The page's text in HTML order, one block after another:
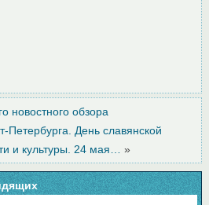
новостного обзора
Петербурга. День славянской
и культуры. 24 мая…
»